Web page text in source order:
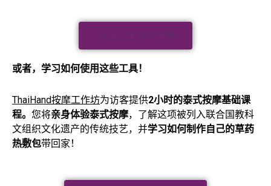
或者，学习如何使用这些工具！
ThaiHand按摩工作坊为访客提供2小时的泰式按摩基础课
程。 您将亲身体验泰式按摩，了解这项被列入联合国教科
文组织文化遗产的传统技艺，并学习如何制作自己的草药
热敷包带回家！